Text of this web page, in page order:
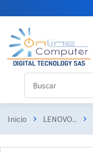
Inicio chevron_right LENOVO... chevron_right